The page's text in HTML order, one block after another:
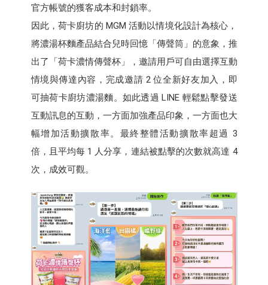
官方帳號的獲客成本和封鎖率。
因此，荷卡廚坊的 MGM 活動以情境化設計為核心，
將濃湯杯麵產品結合兒時回憶「傳聲筒」的意象，推
出了「荷卡濃情傳聲杯」，邀請用戶可自由選擇互動
情境與傳達內容，完成邀請 2 位全新好友加入，即
可抽荷卡廚坊濃湯麵。如此透過 LINE 輕鬆點擊發送
互動訊息的互動，一方面加強產品印象，一方面也大
幅增加活動擴散率。最終整體活動擴散率超過 3
倍，且平均每 1 人分享，連結被點擊的次數就高達 4
次，成效可觀。